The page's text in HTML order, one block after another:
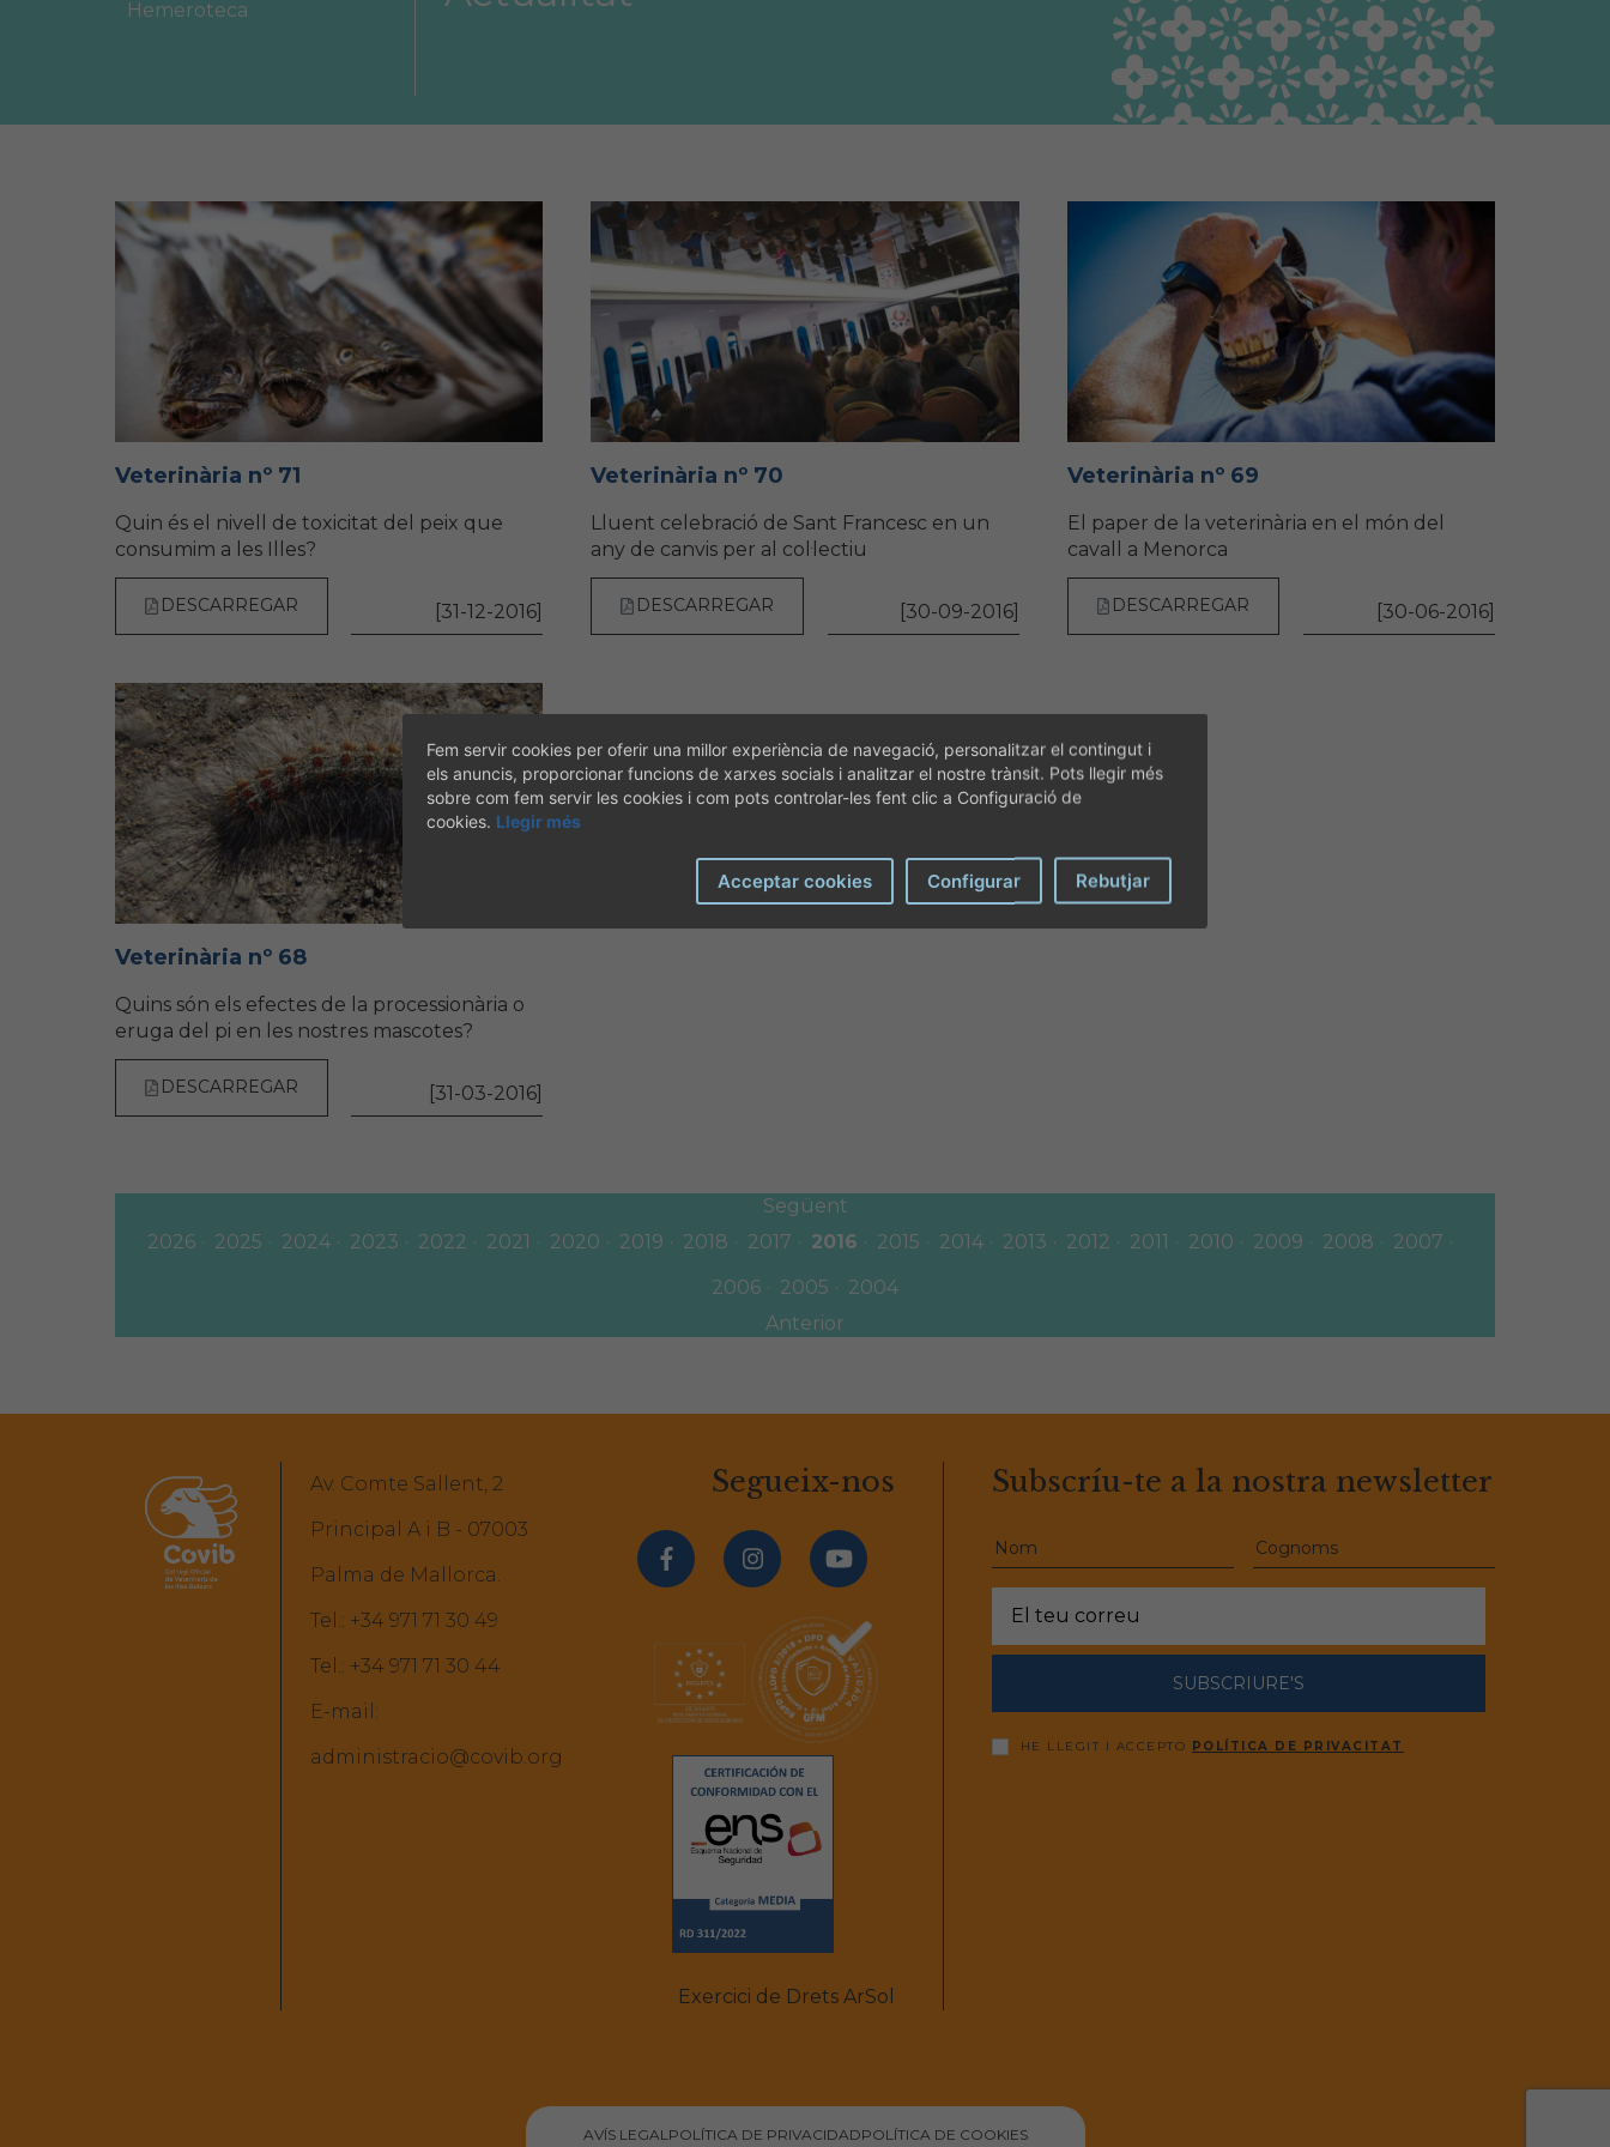
Àrea col·legial
Salut animal i salut
pública
Hemeroteca
Veterinària nº 71
Quin és el nivell de toxicitat del peix que
consumim a les Illes?
DESCARREGAR [31-12-2016]
Veterinària nº 70
Lluent celebració de Sant Francesc en un
any de canvis per al col·lectiu
DESCARREGAR [30-09-2016]
Veterinària nº 69
El paper de la veterinària en el món del
cavall a Menorca
DESCARREGAR [30-06-2016]
Veterinària nº 68
Quins són els efectes de la processionària o
eruga del pi en les nostres mascotes?
DESCARREGAR [31-03-2016]
Següent
2026
2025 2024 2023 2022 2021 2020 2019 2018 2017 2016 2015 2014 2013 2012 2011 2010 2009 2008
2007
2006
2005
2004
Anterior
Av. Comte Sallent, 2
Principal A i B - 07003
Palma de Mallorca.
Tel.: +34 971 71 30 49
Tel.: +34 971 71 30 44
E-mail:
administracio@covib.org
Segueix-nos
Exercici de Drets ArSol
Subscríu-te a la nostra newsletter
SUBSCRIURE'S
HE LLEGIT I ACCEPTO POLÍTICA DE PRIVACITAT
AVÍS LEGALPOLÍTICA DE PRIVACIDADPOLÍTICA DE COOKIES
Fem servir cookies per oferir una millor experiència de navegació, personalitzar el contingut i
els anuncis, proporcionar funcions de xarxes socials i analitzar el nostre trànsit. Pots llegir més
sobre com fem servir les cookies i com pots controlar-les fent clic a Configuració de
cookies. Llegir més
Acceptar cookies Configurar Rebutjar